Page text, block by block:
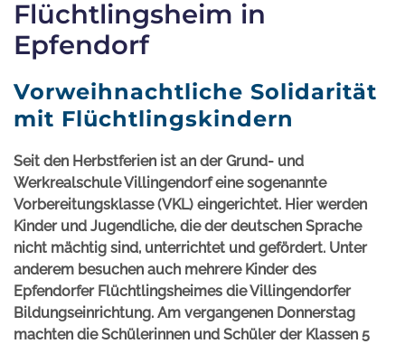
Flüchtlingsheim in
Epfendorf
Vorweihnachtliche Solidarität
mit Flüchtlingskindern
Seit den Herbstferien ist an der Grund- und
Werkrealschule Villingendorf eine sogenannte
Vorbereitungsklasse (VKL) eingerichtet. Hier werden
Kinder und Jugendliche, die der deutschen Sprache
nicht mächtig sind, unterrichtet und gefördert. Unter
anderem besuchen auch mehrere Kinder des
Epfendorfer Flüchtlingsheimes die Villingendorfer
Bildungseinrichtung. Am vergangenen Donnerstag
machten die Schülerinnen und Schüler der Klassen 5